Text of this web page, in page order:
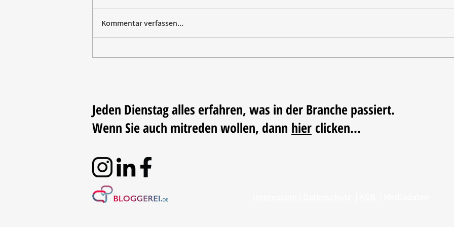
Kommentar verfassen...
Jeden Dienstag alles erfahren, was in der Branche passiert.
Wenn Sie auch mitreden wollen, dann hier clicken...